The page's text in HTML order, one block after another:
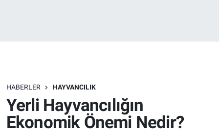
HABERLER HAYVANCILIK
Yerli Hayvancılığın
Ekonomik Önemi Nedir?